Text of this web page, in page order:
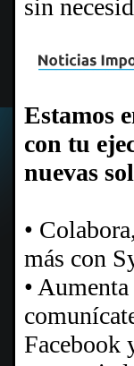
sin
Estamos
con tu
nuevas
•
más con
•
Facebook